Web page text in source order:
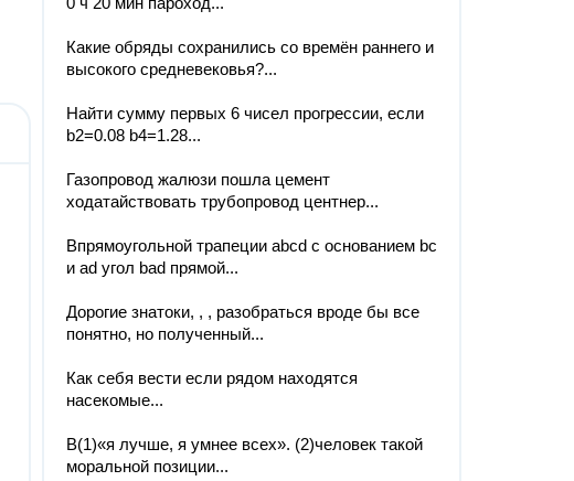
Какие обряды сохранились со времён раннего и
высокого средневековья?...
Найти сумму первых 6 чисел прогрессии, если
b2=0.08 b4=1.28...
Газопровод жалюзи пошла цемент
ходатайствовать трубопровод центнер...
Впрямоугольной трапеции abcd с основанием bc
и ad угол bad прямой...
Дорогие знатоки, , , разобраться вроде бы все
понятно, но полученный...
Как себя вести если рядом находятся
насекомые...
В(1)«я лучше, я умнее всех». (2)человек такой
моральной позиции...